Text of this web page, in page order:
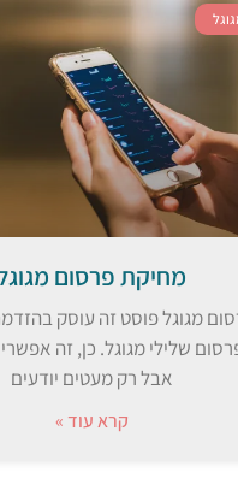
מחיקת פרסום
מגוגל פוסט זה עוסק
שלילי מגוגל. כן, זה
אבל רק מעטים יודעים
קרא עוד »